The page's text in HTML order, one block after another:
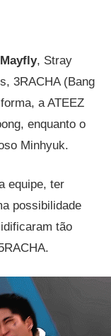
Mayfly, Stray
3RACHA (Bang
a ATEEZ
enquanto o
Minhyuk.
equipe, ter
possibilidade
tão